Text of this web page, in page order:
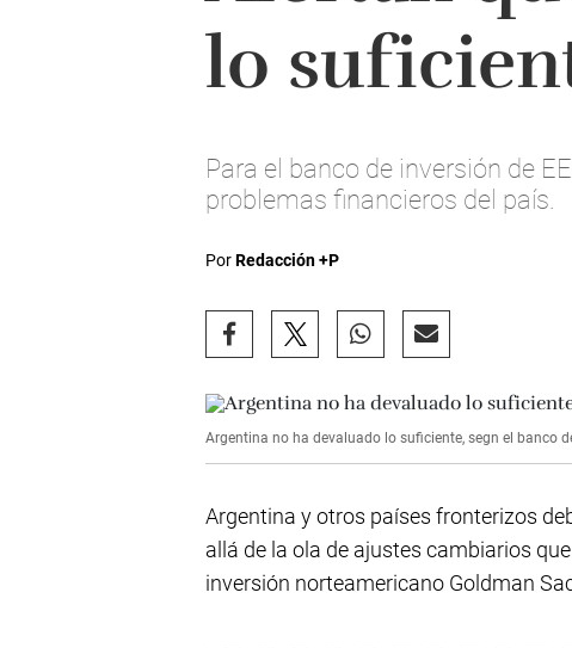
lo
Para el banco de inversión de
problemas financieros del país.
PorRedacción +P
Argentina no ha devaluado lo suficiente, segn el banco
Argentina y otros países fronterizos
allá de la ola de ajustes cambiarios
inversión norteamericano Goldman